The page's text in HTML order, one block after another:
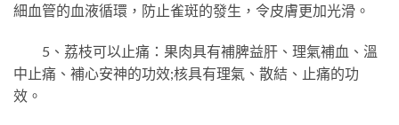
細血管的血液循環，防止雀斑的發生，令皮膚更加光滑。
5、荔枝可以止痛：果肉具有補脾益肝、理氣補血、溫
中止痛、補心安神的功效;核具有理氣、散結、止痛的功
效。